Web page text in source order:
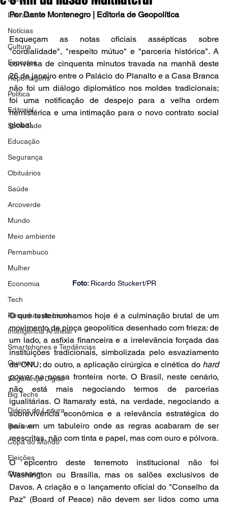
Literatura
Notícias
Cultura
Esportes
Reportagens
Política
Editorial
Sociedade
Educação
Segurança
Obituários
Saúde
Arcoverde
Mundo
Meio ambiente
Pernambuco
Mulher
Economia
Tech
Resenhas de Livros
Inteligência Artificial
Smartphones e Tendências
Guerras
Segurança Digital
Big Techs
Diários de Leitura
Reviews
Copa do Mundo
Eleições
Checagem
Por Dante Montenegro | Editoria de Geopolítica
Esqueçam as notas oficiais assépticas sobre
"cordialidade", "respeito mútuo" e "parceria histórica". A
conversa de cinquenta minutos travada na manhã deste
26 de janeiro entre o Palácio do Planalto e a Casa Branca
não foi um diálogo diplomático nos moldes tradicionais;
foi uma notificação de despejo para a velha ordem
hemisférica e uma intimação para o novo contrato social
global.
Foto: Ricardo Stuckert/PR
O que testemunhamos hoje é a culminação brutal de um
movimento de pinça geopolítica desenhado com frieza: de
um lado, a asfixia financeira e a irrelevância forçada das
instituições tradicionais, simbolizada pelo esvaziamento
da ONU; do outro, a aplicação cirúrgica e cinética do hard
power na nossa fronteira norte. O Brasil, neste cenário,
não está mais negociando termos de parcerias
igualitárias. O Itamaraty está, na verdade, negociando a
sobrevivência econômica e a relevância estratégica do
país em um tabuleiro onde as regras acabaram de ser
reescritas, não com tinta e papel, mas com ouro e pólvora.
O epicentro deste terremoto institucional não foi
Washington ou Brasília, mas os salões exclusivos de
Davos. A criação e o lançamento oficial do "Conselho da
Paz" (Board of Peace) não devem ser lidos como uma